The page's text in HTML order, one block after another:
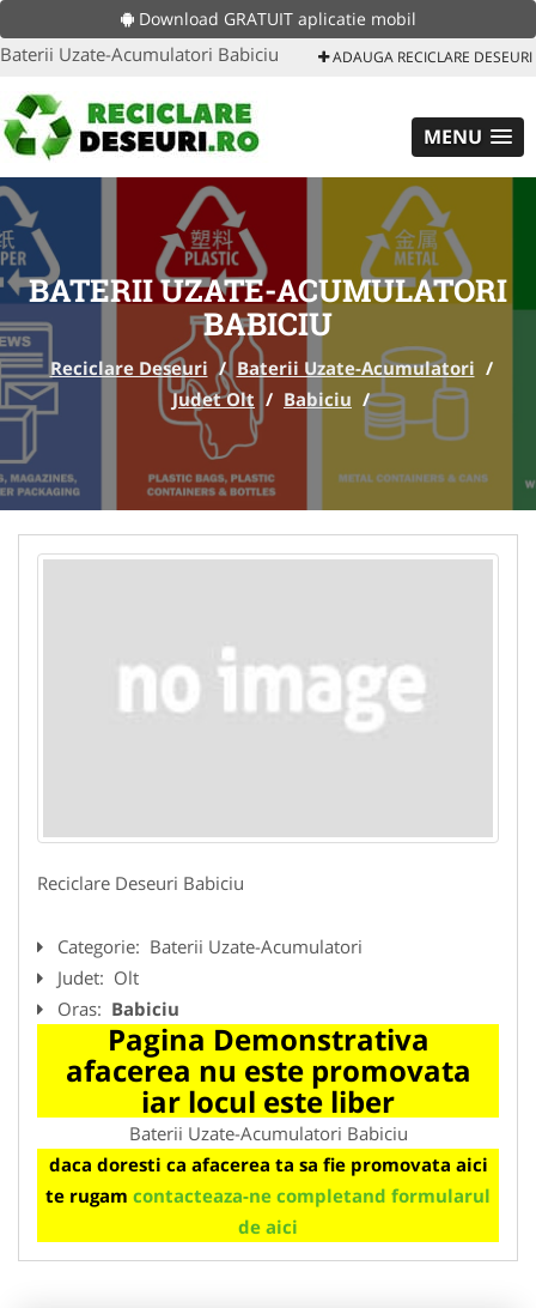
Download GRATUIT aplicatie mobil
Baterii Uzate-Acumulatori Babiciu ADAUGA RECICLARE DESEURI
MENU
BATERII UZATE-ACUMULATORI
BABICIU
Reciclare Deseuri / Baterii Uzate-Acumulatori /
Judet Olt / Babiciu /
Reciclare Deseuri Babiciu
Categorie: Baterii Uzate-Acumulatori
Judet: Olt
Oras: Babiciu
Pagina Demonstrativa
afacerea nu este promovata
iar locul este liber
Baterii Uzate-Acumulatori Babiciu
daca doresti ca afacerea ta sa fie promovata aici
te rugam contacteaza-ne completand formularul
de aici